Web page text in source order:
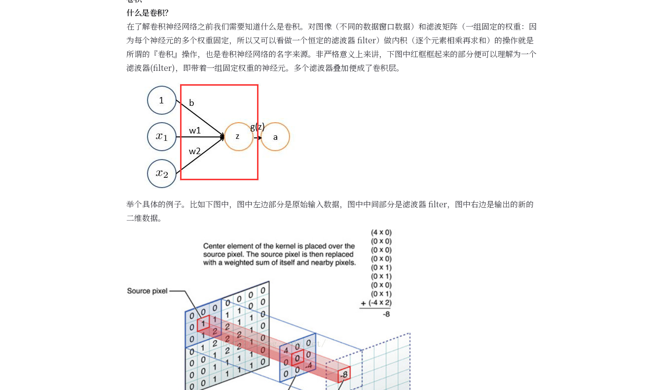
什么是卷积？
在了解卷积神经网络之前我们需要知道什么是卷积。对图像（不同的数据窗口数据）和滤波矩阵（一组固定的权重：因
为每个神经元的多个权重固定，所以又可以看做一个恒定的滤波器 filter）做内积（逐个元素相乘再求和）的操作就是
所谓的『卷积』操作，也是卷积神经网络的名字来源。非严格意义上来讲，下图中红框框起来的部分便可以理解为一个
滤波器(filter)，即带着一组固定权重的神经元。多个滤波器叠加便成了卷积层。
举个具体的例子。比如下图中，图中左边部分是原始输入数据，图中中间部分是滤波器 filter，图中右边是输出的新的
二维数据。